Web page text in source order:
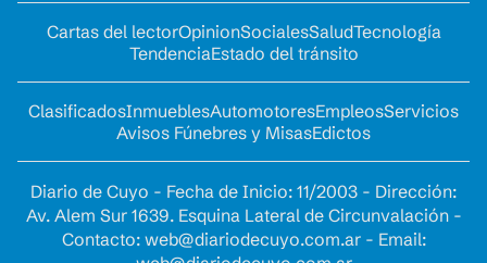
Cartas del lectorOpinionSocialesSaludTecnología
TendenciaEstado del tránsito
ClasificadosInmueblesAutomotoresEmpleosServicios
Avisos Fúnebres y MisasEdictos
Diario de Cuyo - Fecha de Inicio: 11/2003 - Dirección:
Av. Alem Sur 1639. Esquina Lateral de Circunvalación -
Contacto: web@diariodecuyo.com.ar- Email: